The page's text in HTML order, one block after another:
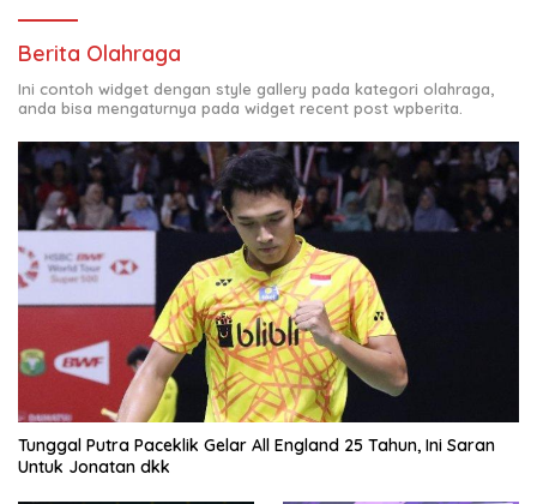
Berita Olahraga
Ini contoh widget dengan style gallery pada kategori olahraga,
anda bisa mengaturnya pada widget recent post wpberita.
Tunggal Putra Paceklik Gelar All England 25 Tahun, Ini Saran
Untuk Jonatan dkk